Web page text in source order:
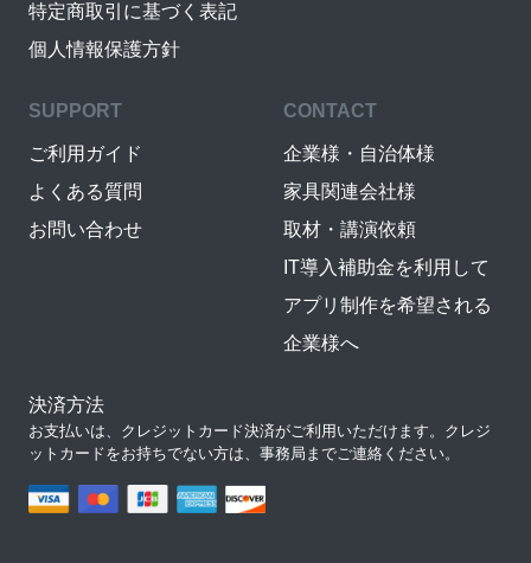
特定商取引に基づく表記
個人情報保護方針
SUPPORT
ご利用ガイド
よくある質問
お問い合わせ
CONTACT
企業様・自治体様
家具関連会社様
取材・講演依頼
IT導入補助金を利用して
アプリ制作を希望される
企業様へ
決済方法
お支払いは、クレジットカード決済がご利用いただけます。クレジ
ットカードをお持ちでない方は、事務局までご連絡ください。